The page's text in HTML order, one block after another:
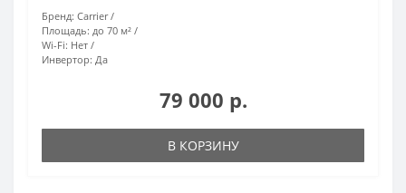
Бренд: Carrier
Площадь: до 70 м²
Wi-Fi: Нет
Инвертор: Да
79 000 р.
В КОРЗИНУ